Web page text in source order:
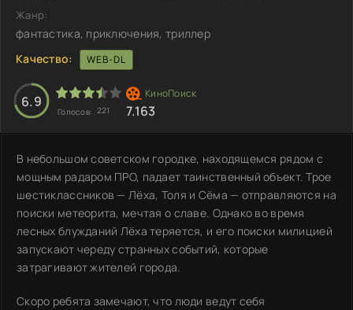
Жанр:
фантастика, приключения, триллер
Качество:
WEB-DL
6.9
Голосов: 221 7.163
В небольшом советском городке, находящемся рядом с
мощным радаром ПРО, падает таинственный объект. Трое
шестиклассников — Лёха, Толя и Сёма — отправляются на
поиски метеорита, мечтая о славе. Однако во время
лесных блужданий Лёха теряется, и его поиски милицией
запускают череду странных событий, которые
затрагивают жителей города.
Скоро ребята замечают, что люди ведут себя